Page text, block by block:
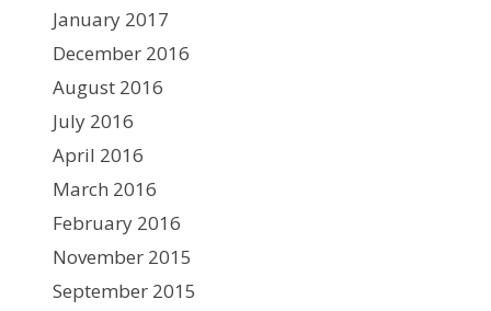
January 2017
December 2016
August 2016
July 2016
April 2016
March 2016
February 2016
November 2015
September 2015